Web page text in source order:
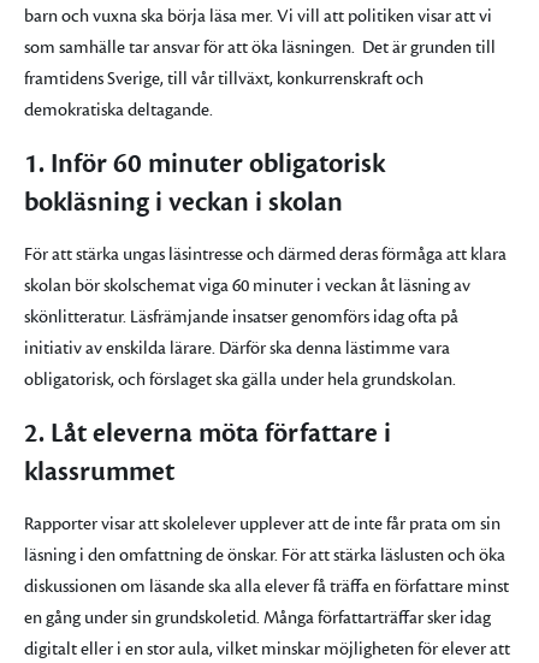
barn och vuxna ska börja läsa mer. Vi vill att politiken visar att vi
som samhälle tar ansvar för att öka läsningen. Det är grunden till
framtidens Sverige, till vår tillväxt, konkurrenskraft och
demokratiska deltagande.
1. Inför 60 minuter obligatorisk
bokläsning i veckan i skolan
För att stärka ungas läsintresse och därmed deras förmåga att klara
skolan bör skolschemat viga 60 minuter i veckan åt läsning av
skönlitteratur. Läsfrämjande insatser genomförs idag ofta på
initiativ av enskilda lärare. Därför ska denna lästimme vara
obligatorisk, och förslaget ska gälla under hela grundskolan.
2. Låt eleverna möta författare i
klassrummet
Rapporter visar att skolelever upplever att de inte får prata om sin
läsning i den omfattning de önskar. För att stärka läslusten och öka
diskussionen om läsande ska alla elever få träffa en författare minst
en gång under sin grundskoletid. Många författarträffar sker idag
digitalt eller i en stor aula, vilket minskar möjligheten för elever att